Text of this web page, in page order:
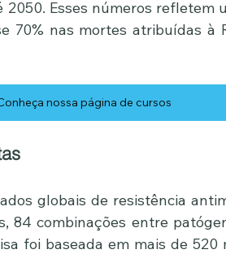
Esses números refletem
70% nas mortes atribuídas à
nossa página de cursos
globais de resistência
84 combinações entre
foi baseada em mais de